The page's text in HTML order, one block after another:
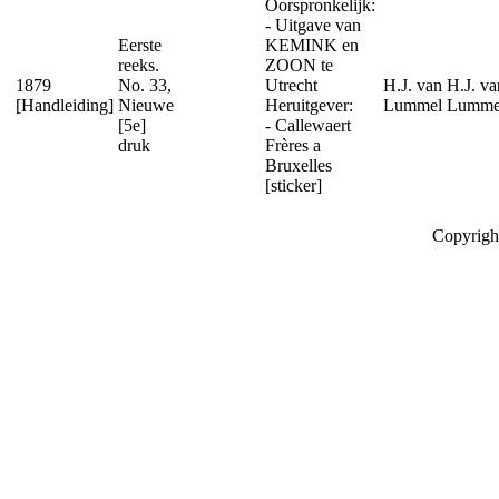
1879
[Handleiding]
Eerste
reeks.
No. 33,
Nieuwe
[5e]
druk
Oorspronkelijk:
- Uitgave van
KEMINK en
ZOON te
Utrecht
Heruitgever:
- Callewaert
Frères a
Bruxelles
[sticker]
H.J. van
Lummel
H.J.